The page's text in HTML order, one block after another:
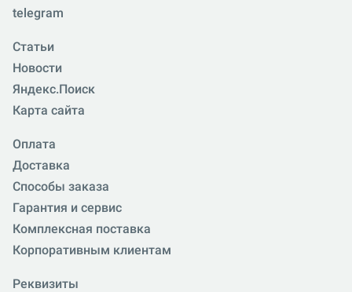
telegram
Статьи
Новости
Яндекс.Поиск
Карта сайта
Оплата
Доставка
Способы заказа
Гарантия и сервис
Комплексная поставка
Корпоративным клиентам
Реквизиты